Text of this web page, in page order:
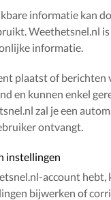
informatie kan
Weethetsnel.nl
informatie.
plaatst of berichten
en kunnen enkel
zal je een
ontvangt.
instellingen
account
bijwerken of